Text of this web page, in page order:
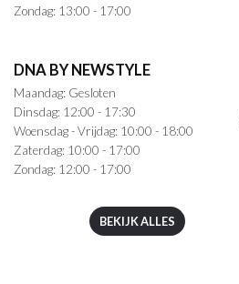
Zondag: 13:00 - 17:00
DNA BY NEWSTYLE
Maandag: Gesloten
Dinsdag: 12:00 - 17:30
Woensdag - Vrijdag: 10:00 - 18:00
Zaterdag: 10:00 - 17:00
Zondag: 12:00 - 17:00
BEKIJK ALLES